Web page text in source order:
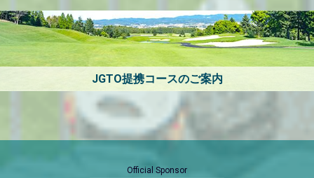
JGTO提携コースのご案内
Official Sponsor